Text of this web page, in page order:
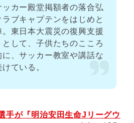
ッカー殿堂掲額者の落合弘
ブキャプテンをはじめと
東日本大震災の復興支援
して、子供たちのこころ
、サッカー教室や講話な
ている。
手が『明治安田生命Jリーグウ